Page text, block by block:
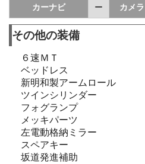
カーナビ ー カメラ
その他の装備
６速ＭＴ
ベッドレス
新明和製アームロール
ツインシリンダー
フォグランプ
メッキパーツ
左電動格納ミラー
スペアキー
坂道発進補助